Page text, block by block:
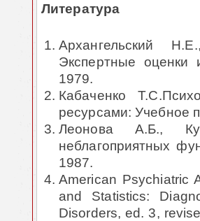
Литература
Архангельский
Экспертные оценки
1979.
Кабаченко
ресурсами: Учебное
Леонова А.Б.,
неблагоприятных
1987.
American Psychiatric
and Statistics:
Disorders, ed. 3,